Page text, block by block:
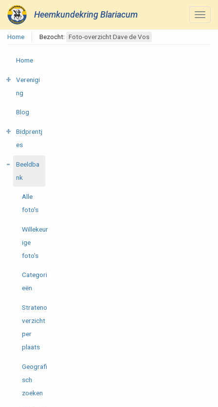
Heemkundekring Blariacum
Home Bezocht: Foto-overzicht Dave de Vos
Home
Verenigi
ng
Blog
Bidprentj
es
Beeldba
nk
Alle
foto's
Willekeur
ige
foto's
Categori
eën
Strateno
verzicht
per
plaats
Geografi
sch
zoeken